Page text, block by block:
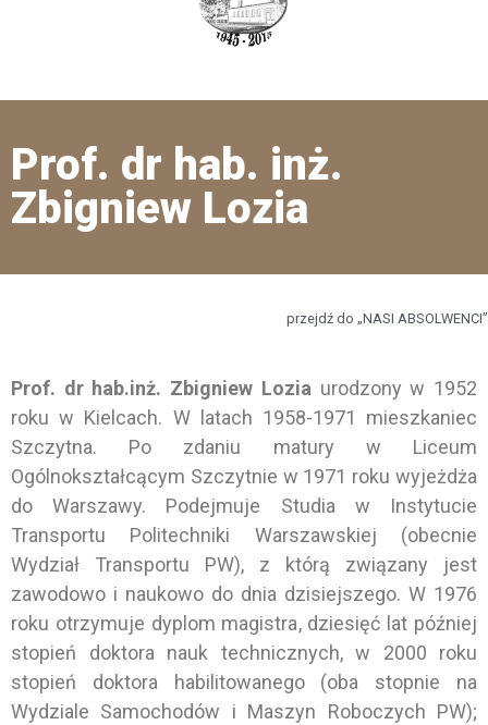
Prof. dr hab. inż.
Zbigniew Lozia
przejdź do „NASI ABSOLWENCI”
Prof. dr hab.inż. Zbigniew Loziaurodzony w 1952
roku w Kielcach. W latach 1958-1971 mieszkaniec
Szczytna. Po zdaniu matury w Liceum
Ogólnokształcącym Szczytnie w 1971 roku wyjeżdża
do Warszawy. Podejmuje Studia w Instytucie
Transportu Politechniki Warszawskiej (obecnie
Wydział Transportu PW), z którą związany jest
zawodowo i naukowo do dnia dzisiejszego. W 1976
roku otrzymuje dyplom magistra, dziesięć lat później
stopień doktora nauk technicznych, w 2000 roku
stopień doktora habilitowanego (oba stopnie na
Wydziale Samochodów i Maszyn Roboczych PW);